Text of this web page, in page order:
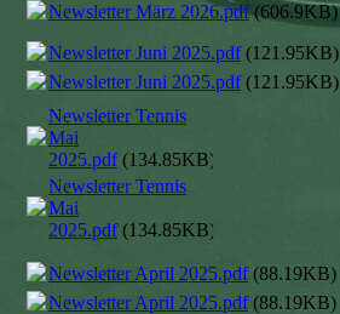
Newsletter März 2026.pdf(606.9KB)
Newsletter Juni 2025.pdf(121.95KB)
Newsletter Juni 2025.pdf(121.95KB)
Newsletter Tennis
Mai
2025.pdf(134.85KB)
Newsletter Tennis
Mai
2025.pdf(134.85KB)
Newsletter April 2025.pdf(88.19KB)
Newsletter April 2025.pdf(88.19KB)